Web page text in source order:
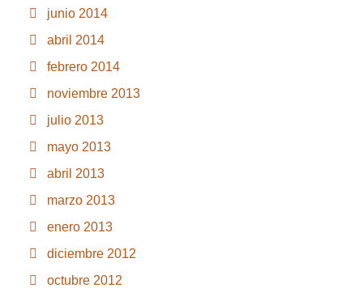
junio 2014
abril 2014
febrero 2014
noviembre 2013
julio 2013
mayo 2013
abril 2013
marzo 2013
enero 2013
diciembre 2012
octubre 2012